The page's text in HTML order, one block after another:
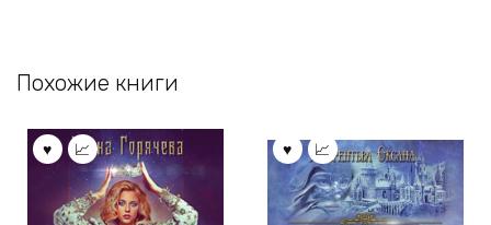
Похожие книги